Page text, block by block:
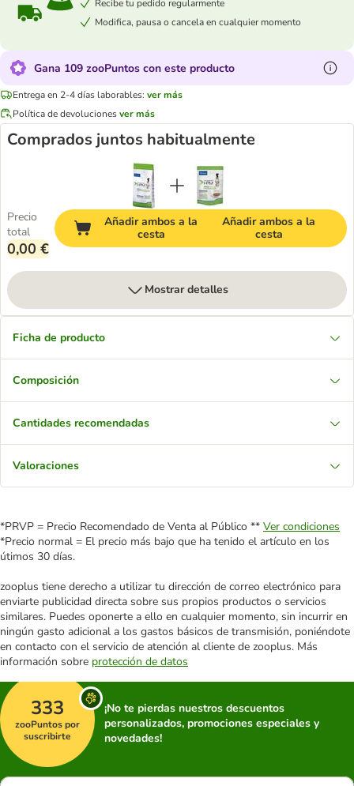
Recibe tu pedido regularmente
Modifica, pausa o cancela en cualquier momento
Gana 109 zooPuntos con este producto
Entrega en 2-4 días laborables: ver más
Política de devolucionesver más
Comprados juntos habitualmente
Precio
total
0,00 €
Añadir ambos a la
cesta
Añadir ambos a la
cesta
Mostrar detalles
Ficha de producto
Composición
Cantidades recomendadas
Valoraciones
*PRVP = Precio Recomendado de Venta al Público ** Ver condiciones
*Precio normal = El precio más bajo que ha tenido el artículo en los
útimos 30 días.
zooplus tiene derecho a utilizar tu dirección de correo electrónico para
enviarte publicidad directa sobre sus propios productos o servicios
similares. Puedes oponerte a ello en cualquier momento, sin incurrir en
ningún gasto adicional a los gastos básicos de transmisión, poniéndote
en contacto con el servicio de atención al cliente de zooplus. Más
información sobre protección de datos
333
zooPuntos por
suscribirte
¡No te pierdas nuestros descuentos
personalizados, promociones especiales y
novedades!